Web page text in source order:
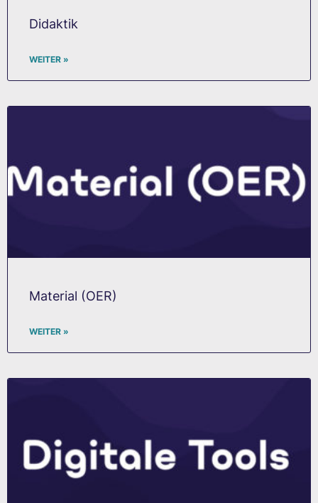
Didaktik
WEITER »
Material (OER)
WEITER »